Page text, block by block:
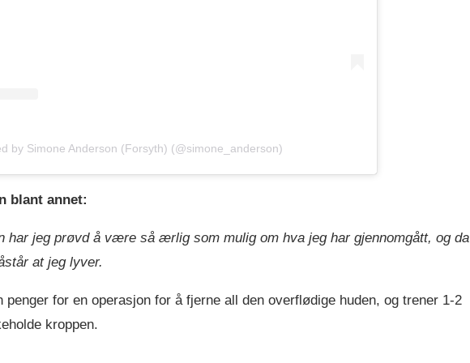
by Simone Anderson (Forsyth) (@simone_anderson)
blant annet:
har jeg prøvd å være så ærlig som mulig om hva jeg har gjennomgått, og da
at jeg lyver.
penger for en operasjon for å fjerne all den overflødige huden, og trener 1-2
kroppen.